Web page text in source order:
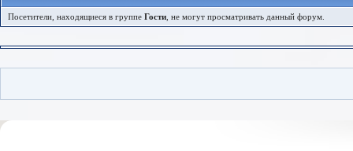
Посетители, находящиеся в группе Гости , не могут просматривать данный форум.